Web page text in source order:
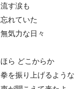
流す涙も
忘れていた
無気力な日々
ほら どこからか
拳を振り上げるような